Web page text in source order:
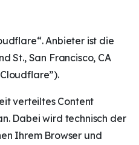
Anbieter ist die
St., San Francisco, CA
verteiltes Content
Dabei wird technisch der
Ihrem Browser und